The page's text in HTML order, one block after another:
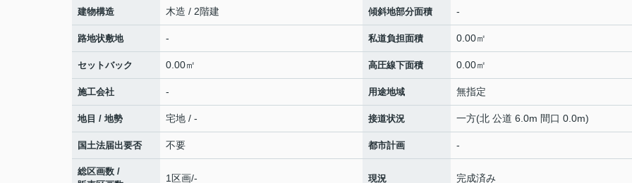
建物構造 木造 / 2階建 傾斜地部分面積 -
路地状敷地 - 私道負担面積 0.00㎡
セットバック 0.00㎡ 高圧線下面積 0.00㎡
施工会社 - 用途地域 無指定
地目 / 地勢 宅地 / - 接道状況 一方(北 公道 6.0m 間口 0.0m)
国土法届出要否 不要 都市計画 -
総区画数 /
1区画/- 現況 完成済み